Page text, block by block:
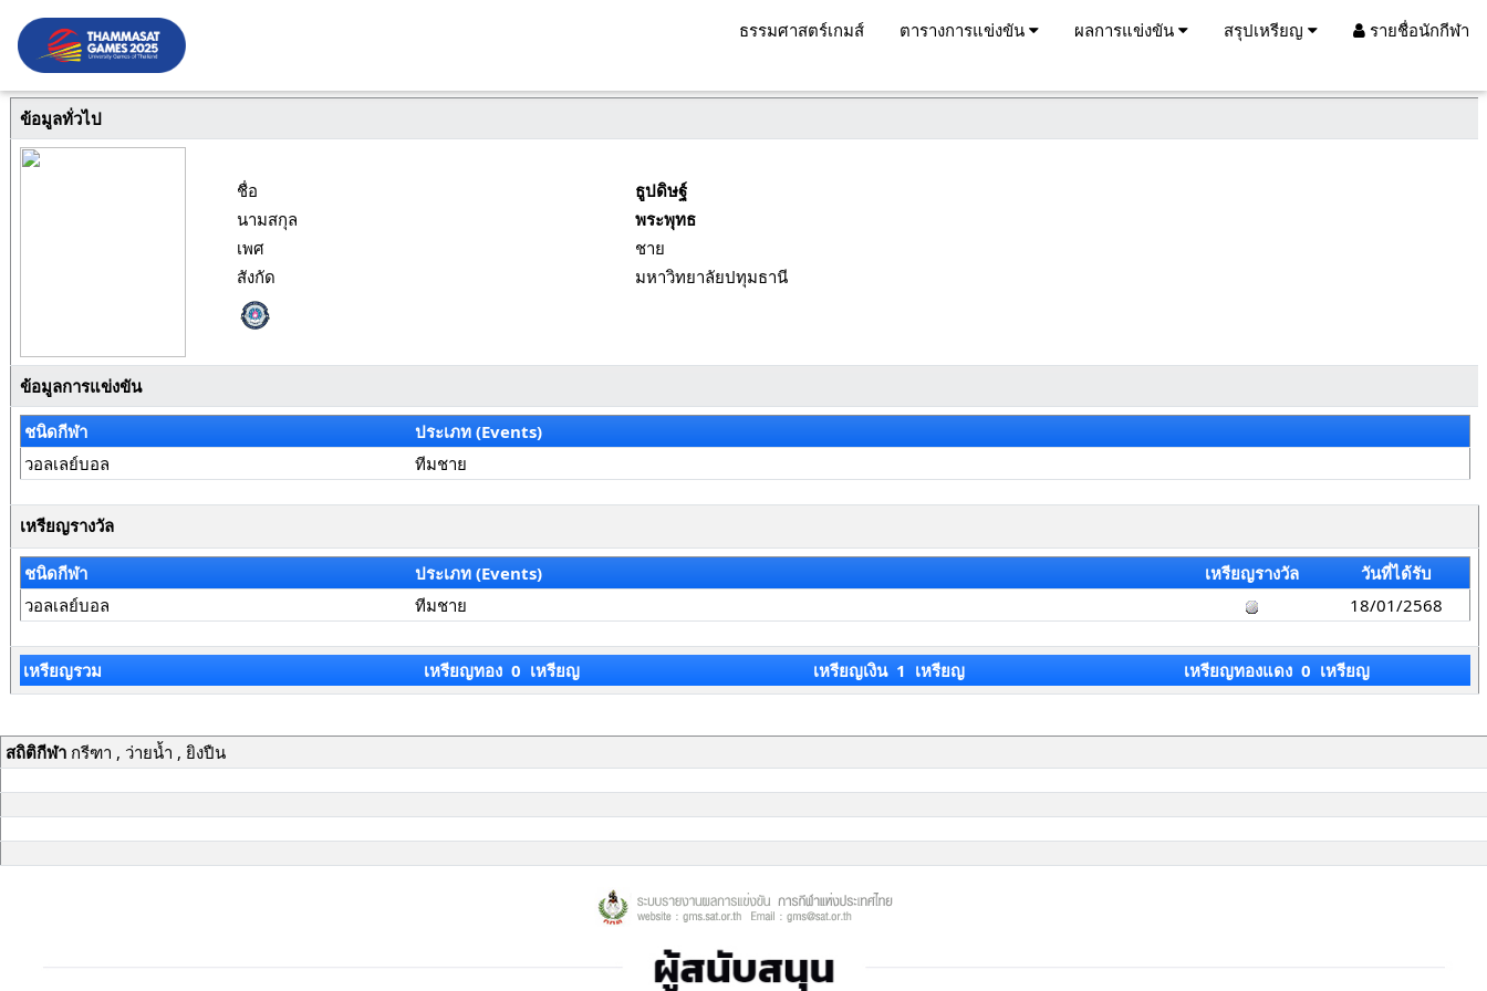
ธรรมศาสตร์เกมส์ ตารางการแข่งขัน ผลการแข่งขัน สรุปเหรียญ รายชื่อนักกีฬา
ข้อมูลทั่วไป
ชื่อ
ธูปดิษฐ์
นามสกุล
พระพุทธ
เพศ
ชาย
สังกัด
มหาวิทยาลัยปทุมธานี
ข้อมูลการแข่งขัน
ชนิดกีฬา
ประเภท (Events)
วอลเลย์บอล
ทีมชาย
เหรียญรางวัล
ชนิดกีฬา ประเภท (Events) เหรียญรางวัล
วันที่ได้รับ
วอลเลย์บอล
ทีมชาย 18/01/2568
เหรียญรวม เหรียญทอง 0 เหรียญ เหรียญเงิน 1 เหรียญ เหรียญทองแดง 0 เหรียญ
สถิติกีฬากรีฑา , ว่ายน้ำ , ยิงปืน